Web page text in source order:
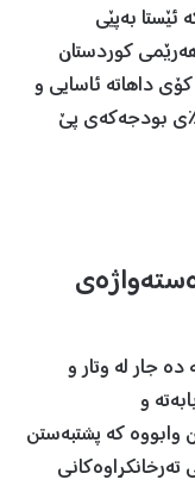
ئێستا به‌پێی
یاسای بودجه‌ی عێراق بۆ ٢٠٢٣ هه‌رێمی كوردستان
كۆی داهاته‌ ئاسایی و
عێراق، به‌ڵام ته‌نیا كه‌متر له‌ ٤٪ی بودجه‌كه‌ی پێ
له‌ ده‌ جار له‌ وتار و
‌و
وابووه‌ كه‌ پشتبه‌ستن